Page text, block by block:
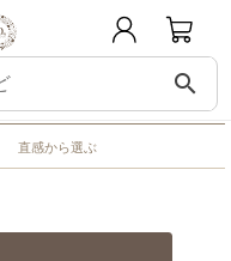
search
直感から選ぶ